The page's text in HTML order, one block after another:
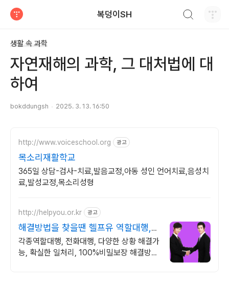
복덩이SH
생활 속 과학
자연재해의 과학, 그 대처법에 대
하여
bokddungsh 2025. 3. 13. 16:50
http://www.voiceschool.org 광고
목소리재활학교
365일 상담-검사-치료,발음교정,아동 성인 언어치료,음성치
료,발성교정,목소리성형
http://helpyou.or.kr 광고
해결방법을 찾을땐 헬프유 역할대행,
상황연출 전문업체
각종역할대행, 전화대행, 다양한 상황 해결가
능, 확실한 일처리, 100%비밀보장 해결방법